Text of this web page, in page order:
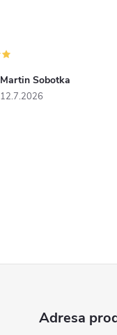
Martin Sobotka
12.7.2026
Adresa